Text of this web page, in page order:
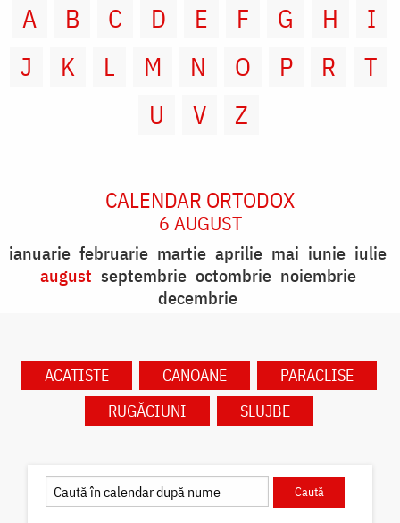
A B C D E F G H
I
J
K L M N O P R
T
U
V Z
CALENDAR ORTODOX
6 AUGUST
ianuarie februarie martie aprilie mai iunie iulie
august septembrie octombrie noiembrie
decembrie
ACATISTE CANOANE
PARACLISE
RUGĂCIUNI
SLUJBE